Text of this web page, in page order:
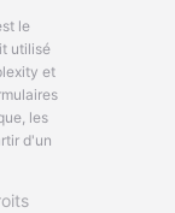
le
utilisé
et
les
d'un